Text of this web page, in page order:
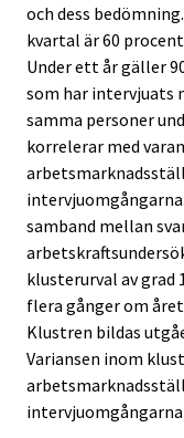
och dess
kvartal är 60
Under ett år gäller
som har intervjuats
samma personer
korrelerar med
samband mellan
klusterurval av grad
flera gånger om
Klustren bildas
Variansen inom